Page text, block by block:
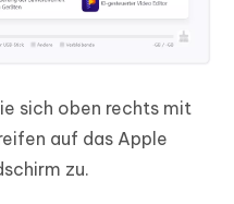
sich oben rechts mit
auf das Apple
zu.